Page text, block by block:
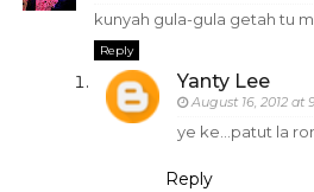
kunyah gula-gula getah tu
Reply
Yanty Lee
August 16, 2012 at
ye ke...patut la
Reply